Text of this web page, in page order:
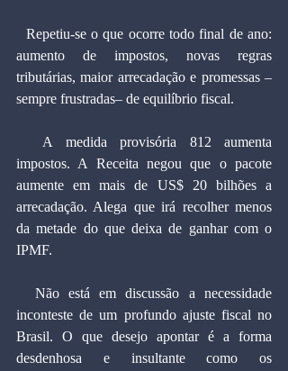
aumento de impostos, novas regras
tributárias, maior arrecadação e promessas –
sempre frustradas– de equilíbrio fiscal.
impostos. A Receita negou que o pacote
aumente em mais de US$ 20 bilhões a
arrecadação. Alega que irá recolher menos
da metade do que deixa de ganhar com o
IPMF.
inconteste de um profundo ajuste fiscal no
Brasil. O que desejo apontar é a forma
desdenhosa e insultante como os